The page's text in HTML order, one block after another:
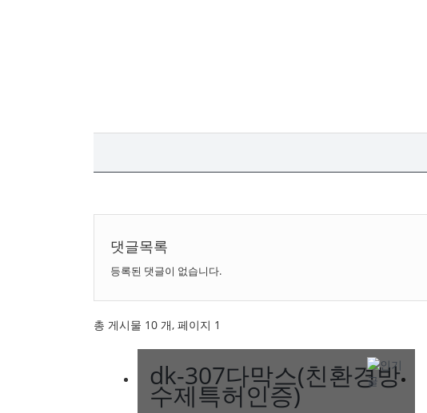
댓글목록
등록된 댓글이 없습니다.
총 게시물 10 개, 페이지 1
dk-307다막스(친환경방
수제특허인증)